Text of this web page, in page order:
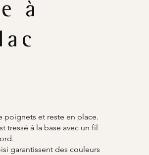
à
poignets et reste en place.
tressé à la base avec un fil
garantissent des couleurs